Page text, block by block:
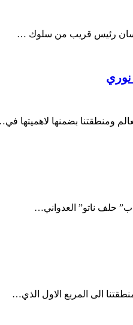
لسان رئيس قريب من سلوك …
نوري
ومنطقتنا بضمنها لاهميتها
حلف ناتو” العدواني…
الى المربع الاول الذي…